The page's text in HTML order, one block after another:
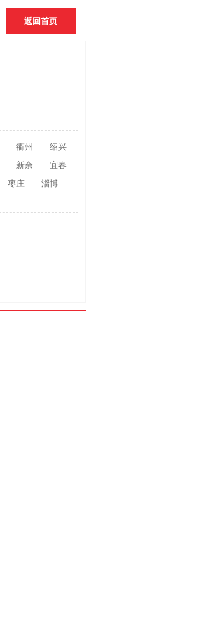
返回首页
衢州
绍兴
新余
宜春
枣庄 淄博